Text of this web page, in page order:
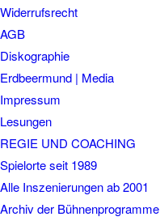
Widerrufsrecht
AGB
Diskographie
Erdbeermund | Media
Impressum
Lesungen
REGIE UND COACHING
Spielorte seit 1989
Alle Inszenierungen ab 2001
Archiv der Bühnenprogramme